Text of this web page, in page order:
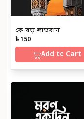
কে বড় লাভবান
৳ 150
Add to Cart